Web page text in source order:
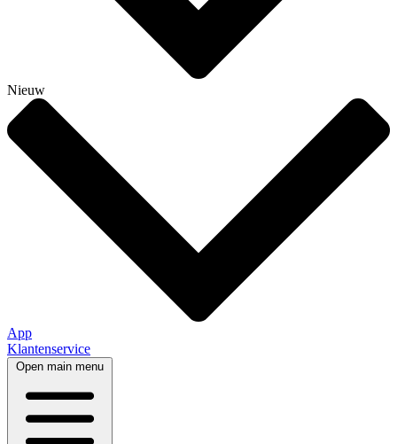
Nieuw
App
Klantenservice
Open main menu